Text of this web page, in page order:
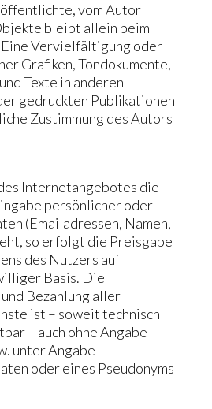
vom Autor
bleibt allein beim
Vervielfältigung oder
Grafiken, Tondokumente,
Texte in anderen
gedruckten Publikationen
Zustimmung des Autors
Internetangebotes die
persönlicher oder
(Emailadressen, Namen,
so erfolgt die Preisgabe
des Nutzers auf
Basis. Die
Bezahlung aller
ist – soweit technisch
– auch ohne Angabe
unter Angabe
oder eines Pseudonyms